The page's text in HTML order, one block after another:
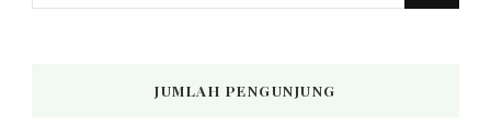
JUMLAH PENGUNJUNG